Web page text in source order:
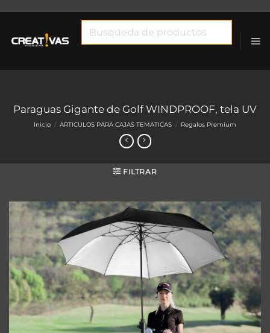
Paraguas Gigante de Golf WINDPROOF, tela UV
Inicio / ARTICULOS PARA CAJAS TEMATICAS / Regalos Premium
FILTRAR